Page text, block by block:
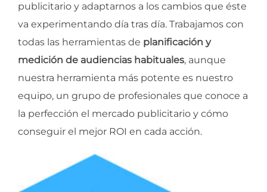
publicitario y adaptarnos a los cambios que éste
va experimentando día tras día. Trabajamos con
todas las herramientas de planificación y
medición de audiencias habituales, aunque
nuestra herramienta más potente es nuestro
equipo, un grupo de profesionales que conoce a
la perfección el mercado publicitario y cómo
conseguir el mejor ROI en cada acción.